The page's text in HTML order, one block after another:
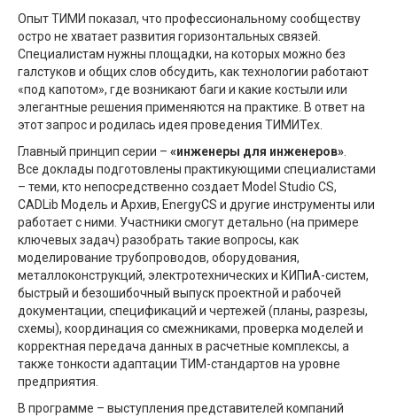
Опыт ТИМИ показал, что профессиональному сообществу
остро не хватает развития горизонтальных связей.
Специалистам нужны площадки, на которых можно без
галстуков и общих слов обсудить, как технологии работают
«под капотом», где возникают баги и какие костыли или
элегантные решения применяются на практике. В ответ на
этот запрос и родилась идея проведения ТИМИТех.
Главный принцип серии – «инженеры для инженеров»
Все доклады подготовлены практикующими специалистами
– теми, кто непосредственно создает Model Studio CS,
CADLib Модель и Архив, EnergyCS и другие инструменты или
работает с ними. Участники смогут детально (на примере
ключевых задач) разобрать такие вопросы, как
моделирование трубопроводов, оборудования,
металлоконструкций, электротехнических и КИПиА-систем,
быстрый и безошибочный выпуск проектной и рабочей
документации, спецификаций и чертежей (планы, разрезы,
схемы), координация со смежниками, проверка моделей и
корректная передача данных в расчетные комплексы, а
также тонкости адаптации ТИМ-стандартов на уровне
предприятия.
В программе – выступления представителей компаний